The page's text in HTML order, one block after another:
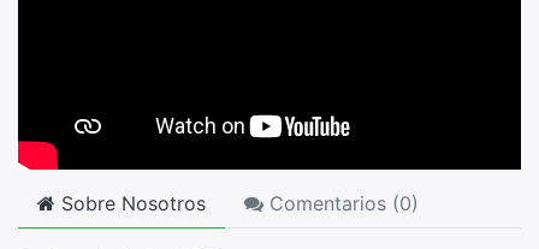
Sobre Nosotros Comentarios (0)